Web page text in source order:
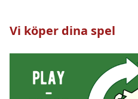
Vi köper dina spel